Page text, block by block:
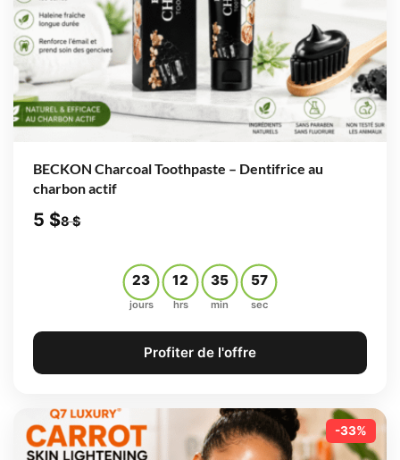
BECKON Charcoal Toothpaste – Dentifrice au
charbon actif
5 $8$
23
jours
12
hrs
35
min
56
sec
Profiter de l'offre
-33%